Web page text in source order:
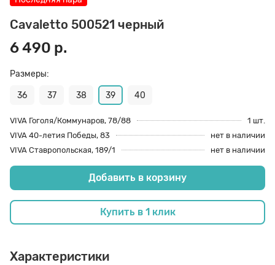
Cavaletto 500521 черный
6 490 р.
Размеры:
36 37 38 39 40
VIVA Гоголя/Коммунаров, 78/88
1 шт.
VIVA 40-летия Победы, 83
нет в наличии
VIVA Ставропольская, 189/1
нет в наличии
Добавить в корзину
Купить в 1 клик
Характеристики
70 den
Подпяточники
Пяткоудерживатели
Растяжитель и Очиститель